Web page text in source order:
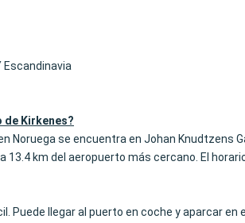
Escandinavia
de Kirkenes?
Noruega se encuentra en Johan Knudtzens
13.4 km del aeropuerto más cercano. El
Puede llegar al puerto en coche y aparcar